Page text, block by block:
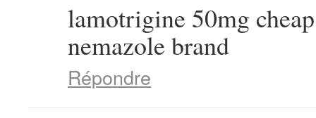
lamotrigine 50mg
nemazole brand
Répondre